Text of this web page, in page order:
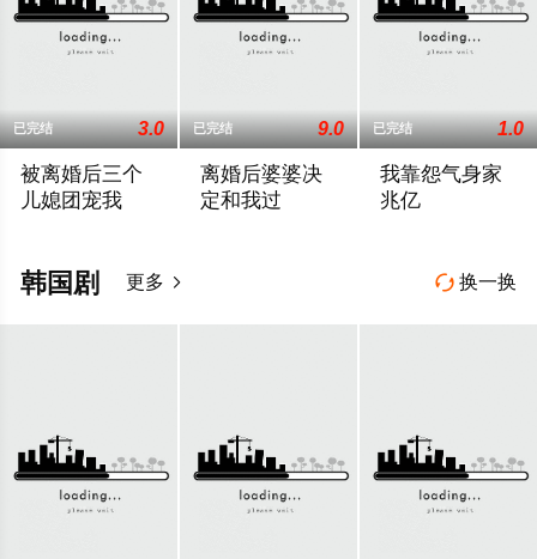
已完结 3.0
被离婚后三个
儿媳团宠我
已完结 9.0
离婚后婆婆决
定和我过
已完结 1.0
我靠怨气身家
兆亿
 换一换
韩国剧 更多 